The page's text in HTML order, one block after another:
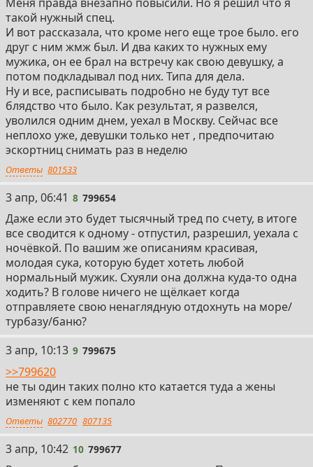
такой нужный спец.
И вот рассказала, что кроме него еще трое было. его
друг с ним жмж был. И два каких то нужных ему
мужика, он ее брал на встречу как свою девушку, а
потом подкладывал под них. Типа для дела.
Ну и все, расписывать подробно не буду тут все
блядство что было. Как результат, я развелся,
уволился одним днем, уехал в Москву. Сейчас все
неплохо уже, девушки только нет , предпочитаю
эскортниц снимать раз в неделю
Ответы 801533
8
3 апр, 06:41 8 799654
Даже если это будет тысячный тред по счету, в итоге
все сводится к одному - отпустил, разрешил, уехала с
ночёвкой. По вашим же описаниям красивая,
молодая сука, которую будет хотеть любой
нормальный мужик. Схуяли она должна куда-то одна
ходить? В голове ничего не щёлкает когда
отправляете свою ненаглядную отдохнуть на море/
турбазу/баню?
9
3 апр, 10:13 9 799675
>>799620
не ты один таких полно кто катается туда а жены
изменяют с кем попало
Ответы 802770 807135
10
3 апр, 10:42 10 799677